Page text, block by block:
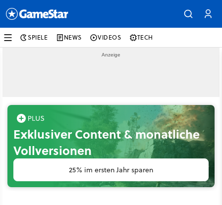
SPIELE NEWS VIDEOS TECH
Exklusiver Content & monatliche
Vollversionen
25% im ersten Jahr sparen